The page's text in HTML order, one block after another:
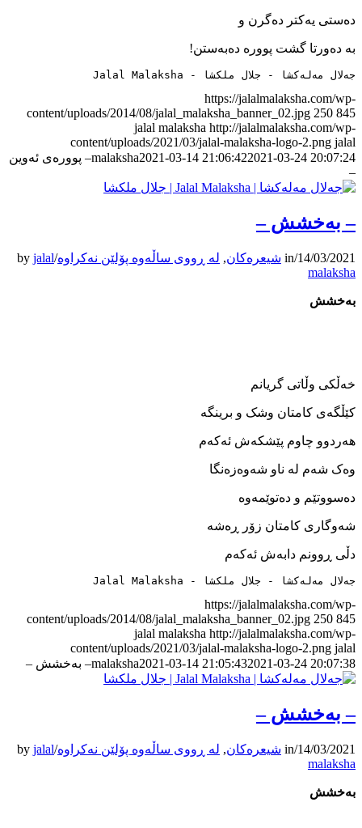
ده‌ستی یه‌کتر ده‌گرن و
به‌ ده‌ورتا گشت پووره‌ ده‌به‌ستن!
جەلال مەلەکشا - جلال ملکشا - Jalal Malaksha
https://jalalmalaksha.com/wp-
content/uploads/2014/08/jalal_malaksha_banner_02.jpg 250 845
jalal malaksha http://jalalmalaksha.com/wp-
content/uploads/2021/03/jalal-malaksha-logo-2.png jalal
malaksha2021-03-14 21:06:422021-03-24 20:07:24
– پووره‌ی ئه‌وین
–
– به‌خشش –
14/03/2021
/
in شیعرەکان, لە ڕووی ساڵەوە پۆلێن نەکراوە/
by jalal
malaksha
به‌خشش
خه‌ڵکی وڵاتی گریانم
کێڵگه‌ی کامتان وشک و برينگه
هه‌ردوو چاوم پێشکه‌ش ئه‌که‌م
وه‌ک شه‌م له ‌ناو شه‌وه‌زه‌نگا
ده‌سووتێم و ده‌توێمه‌وه
شه‌وگاری کامتان زۆر ڕە‌شه
دڵی ڕوونم دابه‌ش ئه‌که‌م
جەلال مەلەکشا - جلال ملکشا - Jalal Malaksha
https://jalalmalaksha.com/wp-
content/uploads/2014/08/jalal_malaksha_banner_02.jpg 250 845
jalal malaksha http://jalalmalaksha.com/wp-
content/uploads/2021/03/jalal-malaksha-logo-2.png jalal
malaksha2021-03-14 21:05:432021-03-24 20:07:38 – به‌خشش –
– به‌خشش –
14/03/2021
/
in شیعرەکان, لە ڕووی ساڵەوە پۆلێن نەکراوە/
by jalal
malaksha
به‌خشش